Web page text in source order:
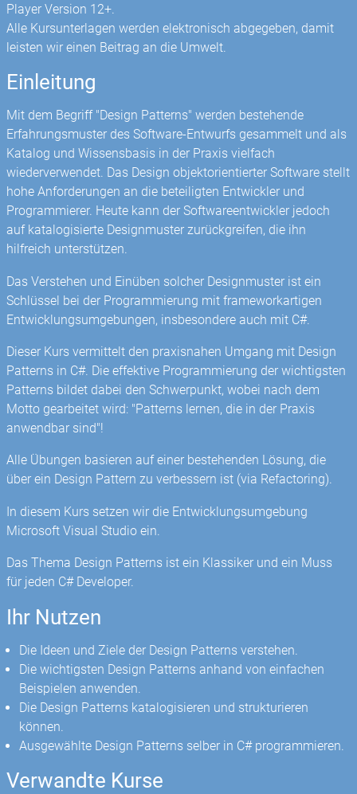
Player Version 12+.
Alle Kursunterlagen werden elektronisch abgegeben, damit
leisten wir einen Beitrag an die Umwelt.
Einleitung
Mit dem Begriff "Design Patterns" werden bestehende
Erfahrungsmuster des Software-Entwurfs gesammelt und als
Katalog und Wissensbasis in der Praxis vielfach
wiederverwendet. Das Design objektorientierter Software stellt
hohe Anforderungen an die beteiligten Entwickler und
Programmierer. Heute kann der Softwareentwickler jedoch
auf katalogisierte Designmuster zurückgreifen, die ihn
hilfreich unterstützen.
Das Verstehen und Einüben solcher Designmuster ist ein
Schlüssel bei der Programmierung mit frameworkartigen
Entwicklungsumgebungen, insbesondere auch mit C#.
Dieser Kurs vermittelt den praxisnahen Umgang mit Design
Patterns in C#. Die effektive Programmierung der wichtigsten
Patterns bildet dabei den Schwerpunkt, wobei nach dem
Motto gearbeitet wird: "Patterns lernen, die in der Praxis
anwendbar sind"!
Alle Übungen basieren auf einer bestehenden Lösung, die
über ein Design Pattern zu verbessern ist (via Refactoring).
In diesem Kurs setzen wir die Entwicklungsumgebung
Microsoft Visual Studio ein.
Das Thema Design Patterns ist ein Klassiker und ein Muss
für jeden C# Developer.
Ihr Nutzen
Die Ideen und Ziele der Design Patterns verstehen.
Die wichtigsten Design Patterns anhand von einfachen
Beispielen anwenden.
Die Design Patterns katalogisieren und strukturieren
können.
Ausgewählte Design Patterns selber in C# programmieren.
Verwandte Kurse